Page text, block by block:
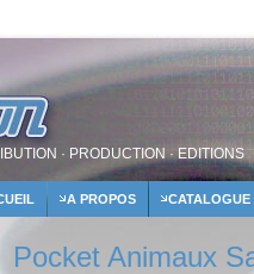
· PRODUCTION · EDITIONS
A PROPOS CATALOGUE
Pocket Animaux